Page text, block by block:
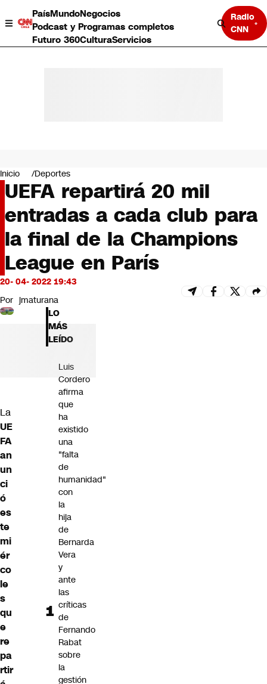
PaísMundoNegocios
Podcast y Programas completos
Futuro 360CulturaServicios
Radio
CNN
Negocios
Deportes
Programas completos
Cultura
Servicios
Bits
CNN tiempo
Futuro 360
Inicio Deportes
UEFA repartirá 20 mil
entradas a cada club para
la final de la Champions
League en París
20- 04- 2022 19:43
Por jmaturana
La
UE
FA
an
un
ci
ó
es
te
mi
ér
co
le
s
qu
e
re
pa
rtir
LO
MÁS
LEÍDO
Luis
Cordero
afirma
que
ha
existido
una
"falta
de
humanidad"
con
la
hija
de
Bernarda
Vera
y
ante
las
críticas
de
Fernando
Rabat
sobre
la
gestión